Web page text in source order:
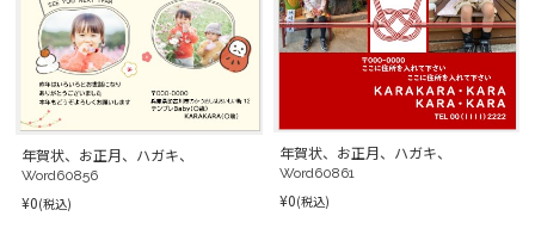
年賀状、お正月、ハガキ、
Word60856
¥0(税込)
年賀状、お正月、ハガキ、
Word60861
¥0(税込)